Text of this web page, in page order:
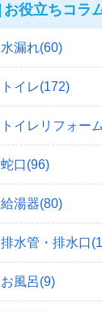
お役立ちコラ
水漏れ(60)
トイレ(172)
トイレリフォー
蛇口(96)
給湯器(80)
排水管・排水口
お風呂(9)